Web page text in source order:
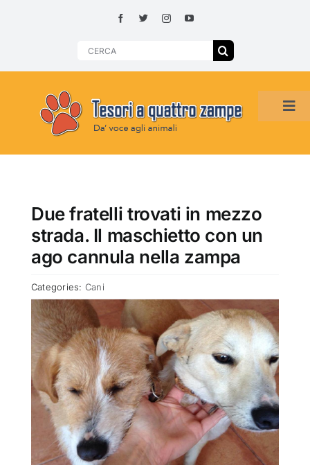
Search
HOME
SMARRITI O DA ADOTTARE
ADOTTATI O RITROVATI
ATTUALITÀ
VIDEO
CHI SIAMO
Due fratelli trovati in mezzo
strada. Il maschietto con un
ago cannula nella zampa
Categories: Cani